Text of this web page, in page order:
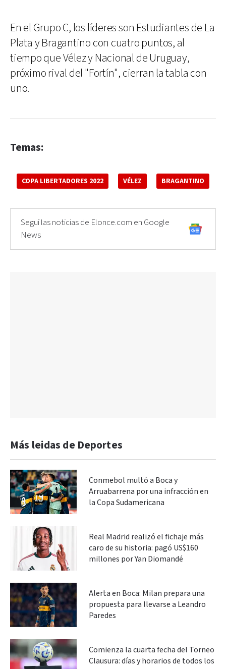
En el Grupo C, los líderes son Estudiantes de La
Plata y Bragantino con cuatro puntos, al
tiempo que Vélez y Nacional de Uruguay,
próximo rival del "Fortín", cierran la tabla con
uno.
Temas:
COPA LIBERTADORES 2022 VÉLEZ BRAGANTINO
Seguí las noticias de Elonce.com en Google
News
Más leidas de Deportes
Conmebol multó a Boca y
Arruabarrena por una infracción en
la Copa Sudamericana
Real Madrid realizó el fichaje más
caro de su historia: pagó US$160
millones por Yan Diomandé
Alerta en Boca: Milan prepara una
propuesta para llevarse a Leandro
Paredes
Comienza la cuarta fecha del Torneo
Clausura: días y horarios de todos los